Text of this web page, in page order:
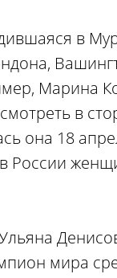
в
Марина
в
она 18
России
мира